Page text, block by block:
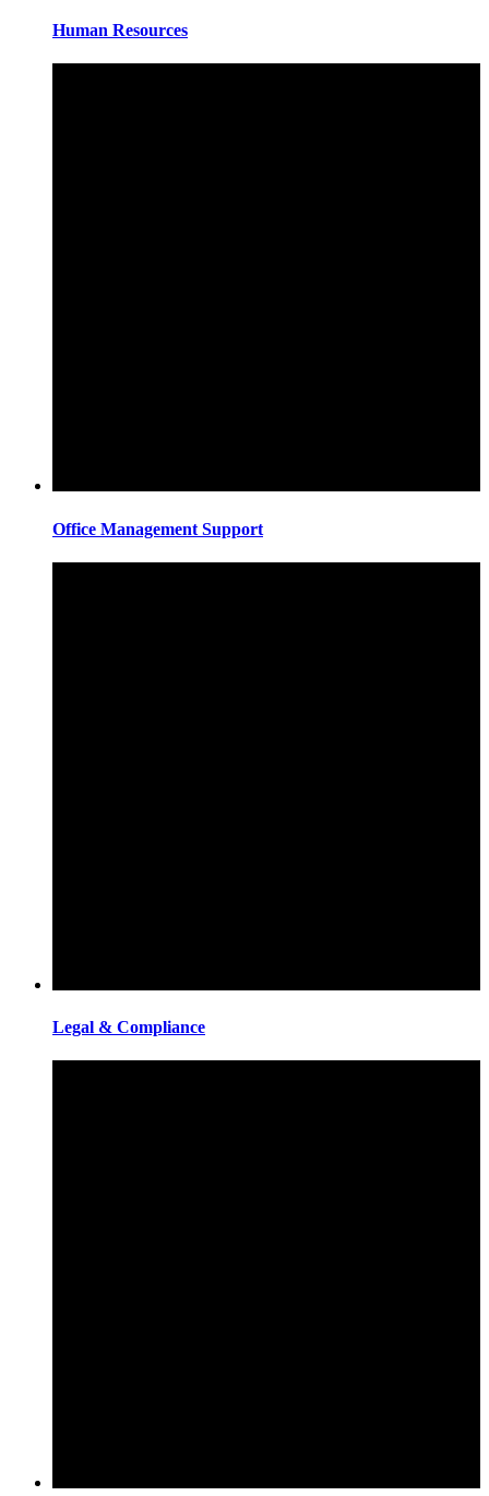
Human Resources
Office Management Support
Legal & Compliance